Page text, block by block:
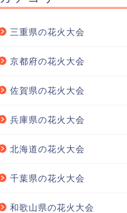
三重県の花火大会
京都府の花火大会
佐賀県の花火大会
兵庫県の花火大会
北海道の花火大会
千葉県の花火大会
和歌山県の花火大会